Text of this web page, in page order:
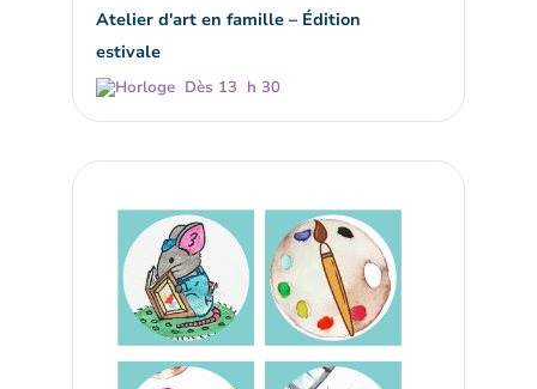
Atelier d'art en famille – Édition
estivale
Dès 13 h 30